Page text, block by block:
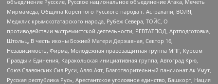
объединение Русские, Русское национальное объединение Атака, Мечеть
Мирмамеда, Община Коренного Русского народа г. Астрахани, ВОЛЯ,
Меджлис крымскотатарского народа, Рубеж Севера, ТОЙС, О
противодействии экстремистской деятельности, РЕВТАТПОД, Артподготовка,
Штольц, В честь иконы Божией Матери Державная, Сектор 16,
Независимость, Фирма, Молодежная правозащитная группа МПГ, Курсом
Правды и Единения, Каракольская инициативная группа, Автоград Крю,
Союз Славянских Сил Руси, Алля-Аят, Благотворительный пансионат Ак Умут,
Русская республика Русь, Арестантское уголовное единство, Башкорт, Нация